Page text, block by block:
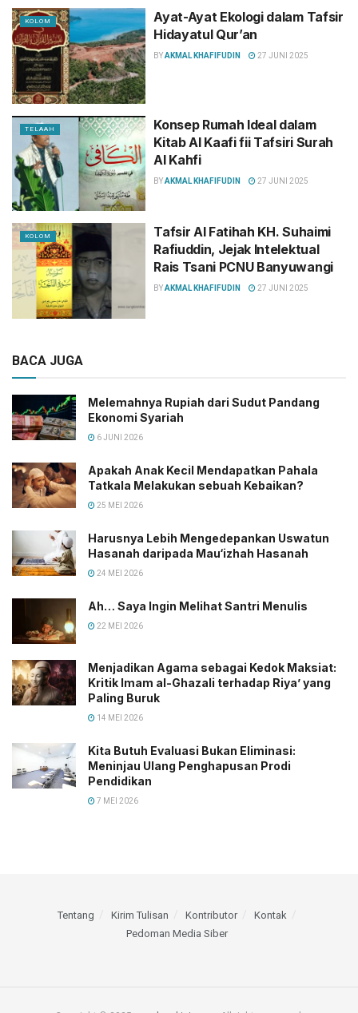
KOLOM
Ayat-Ayat Ekologi dalam Tafsir
Hidayatul Qur’an
BYAKMAL KHAFIFUDIN 27 JUNI 2025
TELAAH
Konsep Rumah Ideal dalam
Kitab Al Kaafi fii Tafsiri Surah
Al Kahfi
BYAKMAL KHAFIFUDIN 27 JUNI 2025
KOLOM
Tafsir Al Fatihah KH. Suhaimi
Rafiuddin, Jejak Intelektual
Rais Tsani PCNU Banyuwangi
BYAKMAL KHAFIFUDIN 27 JUNI 2025
BACA JUGA
Melemahnya Rupiah dari Sudut Pandang
Ekonomi Syariah
6 JUNI 2026
Apakah Anak Kecil Mendapatkan Pahala
Tatkala Melakukan sebuah Kebaikan?
25 MEI 2026
Harusnya Lebih Mengedepankan Uswatun
Hasanah daripada Mau‘izhah Hasanah
24 MEI 2026
Ah… Saya Ingin Melihat Santri Menulis
22 MEI 2026
Menjadikan Agama sebagai Kedok Maksiat:
Kritik Imam al-Ghazali terhadap Riya’ yang
Paling Buruk
14 MEI 2026
Kita Butuh Evaluasi Bukan Eliminasi:
Meninjau Ulang Penghapusan Prodi
Pendidikan
7 MEI 2026
Tentang Kirim Tulisan Kontributor
Kontak
Pedoman Media Siber